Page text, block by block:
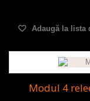
Adaugă la lista
Modul 4